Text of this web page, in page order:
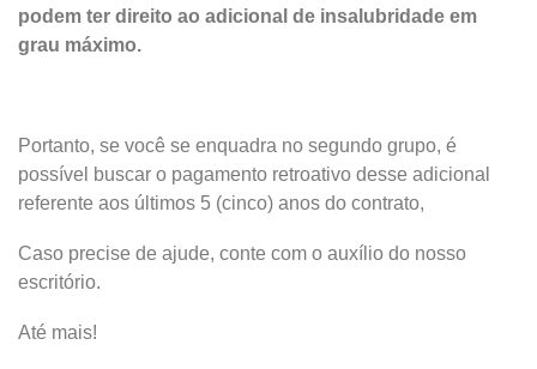
podem ter direito ao adicional de insalubridade em
grau máximo.
Portanto, se você se enquadra no segundo grupo, é
possível buscar o pagamento retroativo desse adicional
referente aos últimos 5 (cinco) anos do contrato,
Caso precise de ajude, conte com o auxílio do nosso
escritório.
Até mais!